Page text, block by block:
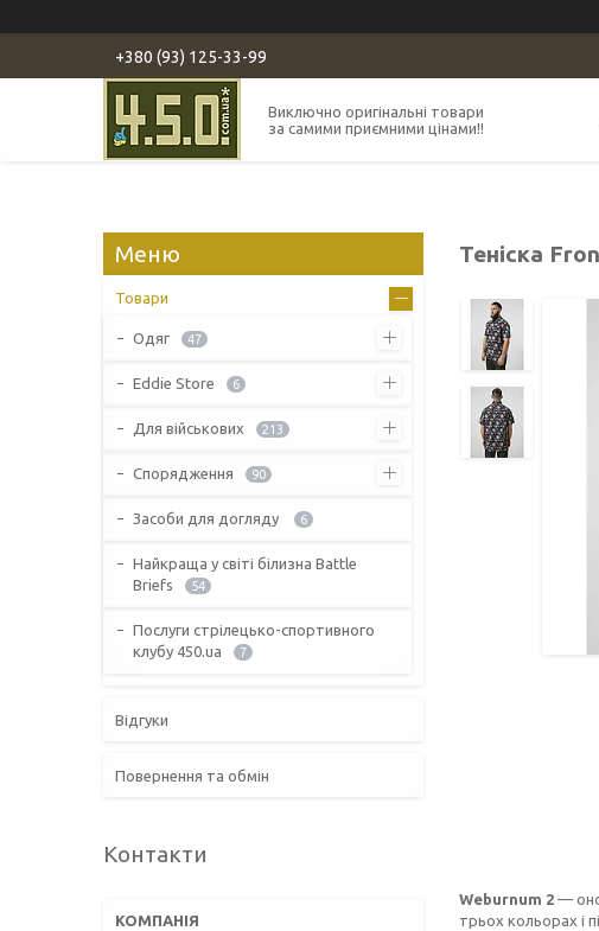
+380 (93) 125-33-99
Виключно оригінальні товари
за самими приємними цінами!!
Теніска
Weburnum 2 —
трьох кольорах і
Товари
Одяг 47
Eddie Store 6
Для військових 213
Спорядження 90
Засоби для догляду 6
Найкраща у світі білизна Battle
Briefs
54
Послуги стрілецько-спортивного
клубу 450.ua
7
Відгуки
Повернення та обмін
Контакти